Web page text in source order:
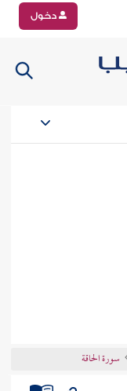
دخول
سورة الحاقة